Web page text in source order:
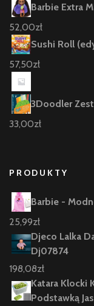
Barbie Extra
52,00zł
Sushi Roll
57,50zł
3Doodler
33,00zł
PRODUKTY
Barbie -
25,99zł
Djeco Lalka
Dj07874
198,08zł
Katara Klocki
Podstawką